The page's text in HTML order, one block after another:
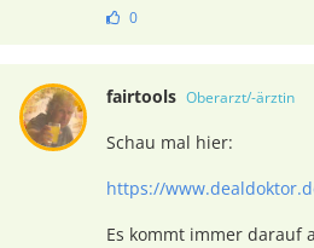
0
fairtools Oberarzt/-ärztin
Schau mal hier:
https://
Es kommt immer darauf